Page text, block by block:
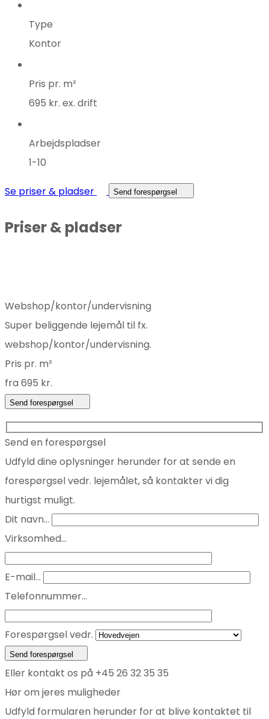
Type
Kontor
Pris pr. m²
695 kr. ex. drift
Arbejdspladser
1-10
Se priser & pladser Send forespørgsel
Priser & pladser
Webshop/kontor/undervisning
Super beliggende lejemål til fx.
webshop/kontor/undervisning.
Pris pr. m²
fra 695 kr.
Send forespørgsel
Send en forespørgsel
Udfyld dine oplysninger herunder for at sende en
forespørgsel vedr. lejemålet, så kontakter vi dig
hurtigst muligt.
Dit navn...
Virksomhed...
E-mail...
Telefonnummer...
Forespørgsel vedr.
Send forespørgsel
Eller kontakt os på +45 26 32 35 35
Hør om jeres muligheder
Udfyld formularen herunder for at blive kontaktet til